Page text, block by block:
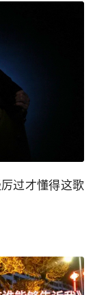
过才懂得这歌